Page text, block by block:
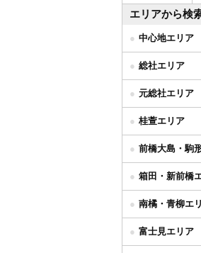
エリアから検
中心地エリア
総社エリア
元総社エリア
桂萱エリア
前橋大島・駒
箱田・新前橋
南橘・青柳エ
富士見エリア